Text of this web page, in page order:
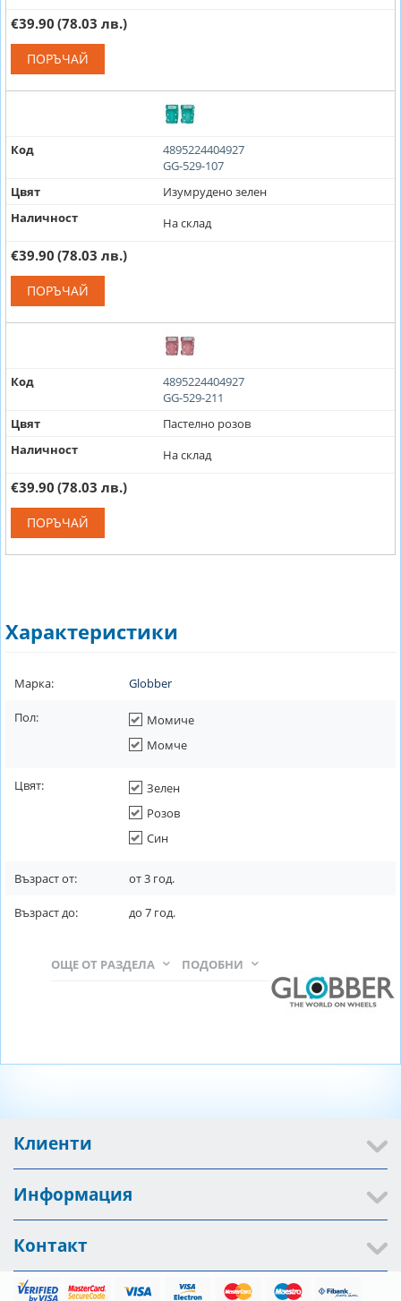
€39.90 (78.03 лв.)
ПОРЪЧАЙ
Код
4895224404927
GG-529-107
Цвят
Изумрудено зелен
Наличност
На склад
€39.90 (78.03 лв.)
ПОРЪЧАЙ
Код
4895224404927
GG-529-211
Цвят
Пастелно розов
Наличност
На склад
€39.90 (78.03 лв.)
ПОРЪЧАЙ
Характеристики
Марка: Globber
Пол:
Момиче
Момче
Цвят:
Зелен
Розов
Син
Възраст от: от3 год.
Възраст до: до 7 год.
ПОДОБНИ
ОЩЕ ОТ РАЗДЕЛА
Клиенти
Информация
Контакт